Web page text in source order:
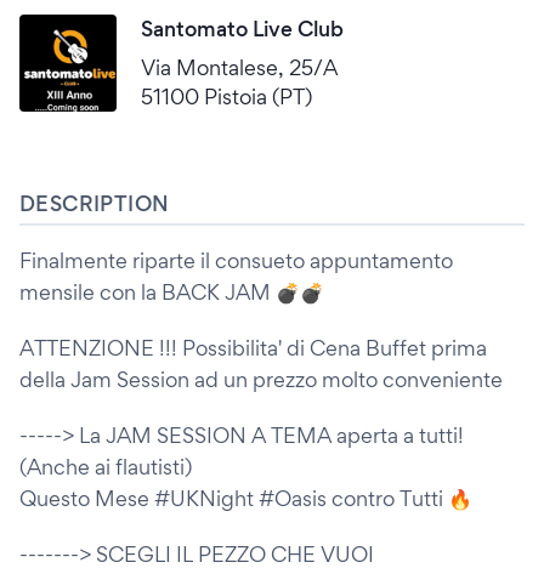
Santomato Live Club
Via Montalese, 25/A
51100 Pistoia (PT)
DESCRIPTION
Finalmente riparte il consueto appuntamento
mensile con la BACK JAM 💣💣
ATTENZIONE !!! Possibilita' di Cena Buffet prima
della Jam Session ad un prezzo molto conveniente
-----> La JAM SESSION A TEMA aperta a tutti!
(Anche ai flautisti)
Questo Mese #UKNight #Oasis contro Tutti 🔥
-------> SCEGLI IL PEZZO CHE VUOI